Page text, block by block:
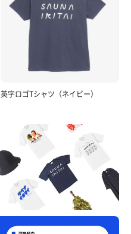
英字ロゴTシャツ（ネイビー）